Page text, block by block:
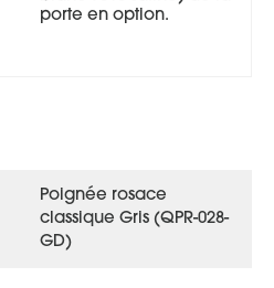
porte en option.
Poignée rosace
classique Gris (QPR-028-
GD)